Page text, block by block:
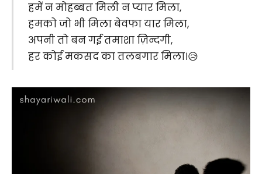
हमें न मोहब्बत मिली न प्यार मिला,
हमको जो भी मिला बेवफा यार मिला,
अपनी तो बन गई तमाशा ज़िन्दगी,
हर कोई मकसद का तलबगार मिला।😥